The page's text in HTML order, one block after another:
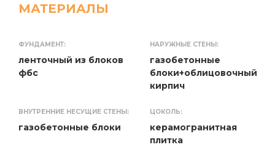
МАТЕРИАЛЫ
ФУНДАМЕНТ:
ленточный из блоков
фбс
НАРУЖНЫЕ СТЕНЫ:
газобетонные
блоки+облицовочный
кирпич
ВНУТРЕННИЕ НЕСУЩИЕ СТЕНЫ:
газобетонные блоки
ЦОКОЛЬ:
керамогранитная
плитка